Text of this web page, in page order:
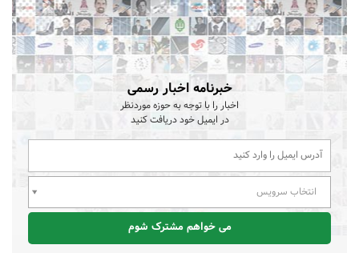
خبرنامه اخبار رسمی
اخبار را با توجه به حوزه موردنظر
در ایمیل خود دریافت کنید
انتخاب سرویس
می خواهم مشترک شوم